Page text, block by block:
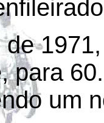
de
para
um